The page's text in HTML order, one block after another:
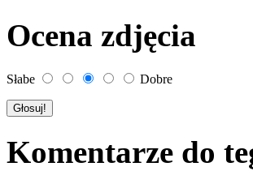
Ocena zdjęcia
Słabe Dobre
Komentarze do